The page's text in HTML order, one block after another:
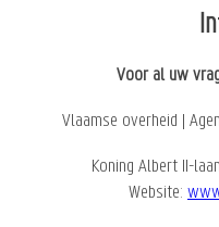
Voor al uw
Vlaamse overheid |
Koning Albert II-
Website: